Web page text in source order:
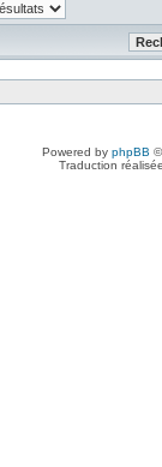
Powered by phpBB
Traduction